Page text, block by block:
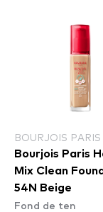
BOURJOIS PARIS
Bourjois Paris
Mix Clean
54N Beige
Fond de ten